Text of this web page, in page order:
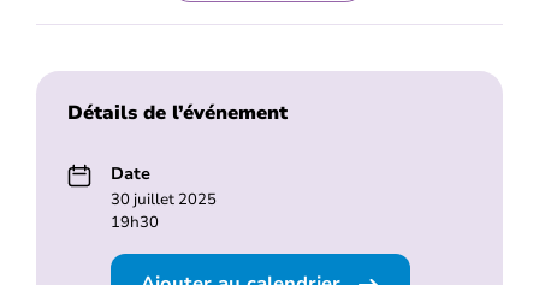
Détails de l’événement
Date
30 juillet 2025
19h30